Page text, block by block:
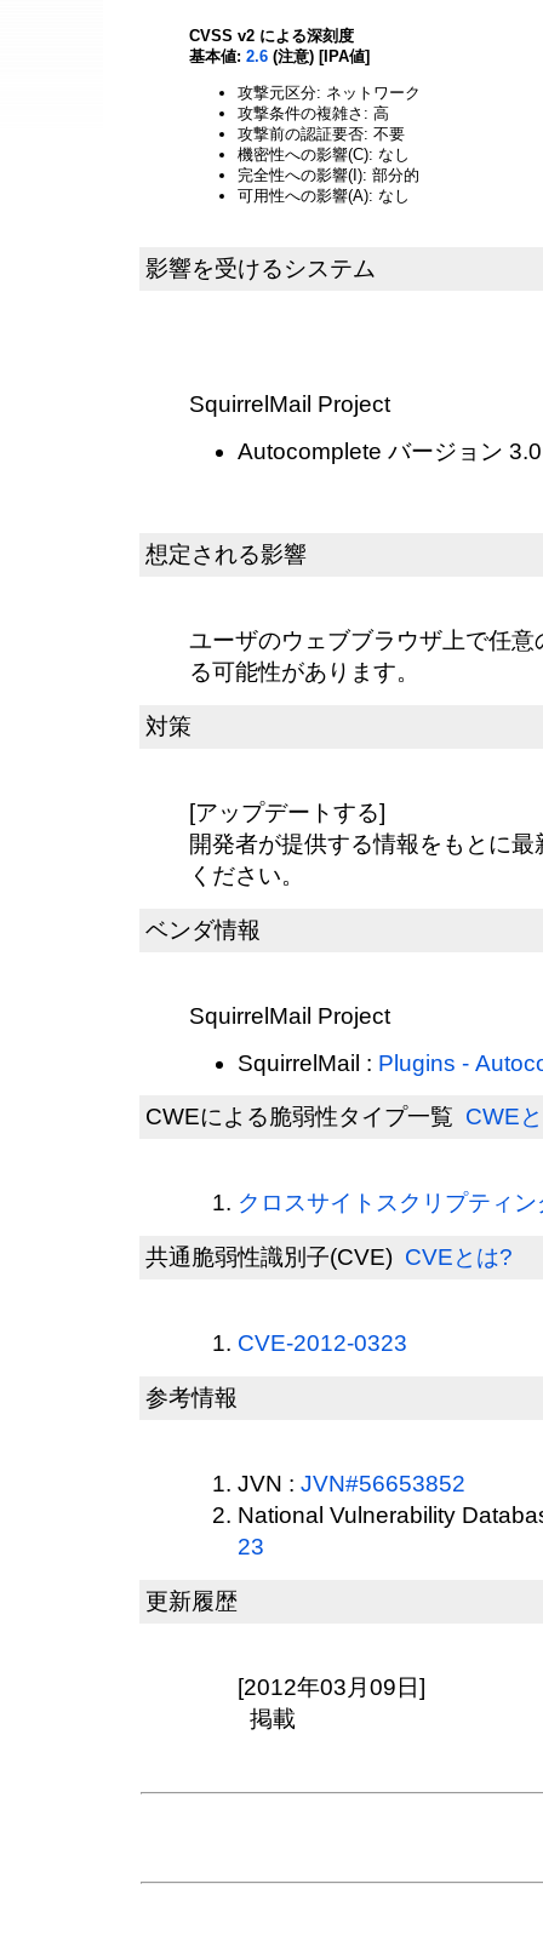
CVSS v2 による深刻度
基本値: 2.6 (注意) [IPA値]
攻撃元区分: ネットワーク
攻撃条件の複雑さ: 高
攻撃前の認証要否: 不要
機密性への影響(C): なし
完全性への影響(I): 部分的
可用性への影響(A): なし
影響を受けるシステム
SquirrelMail Project
Autocomplete バージョン
想定される影響
ユーザのウェブブラウザ上で任
る可能性があります。
対策
[アップデートする]
開発者が提供する情報をもとに
ください。
ベンダ情報
SquirrelMail Project
SquirrelMail : Plugins -
CWEによる脆弱性タイプ一覧 CWE
クロスサイトスクリプティ
共通脆弱性識別子(CVE) CVEとは?
CVE-2012-0323
参考情報
JVN : JVN#56653852
National Vulnerability
23
更新履歴
[2012年03月09日]
掲載